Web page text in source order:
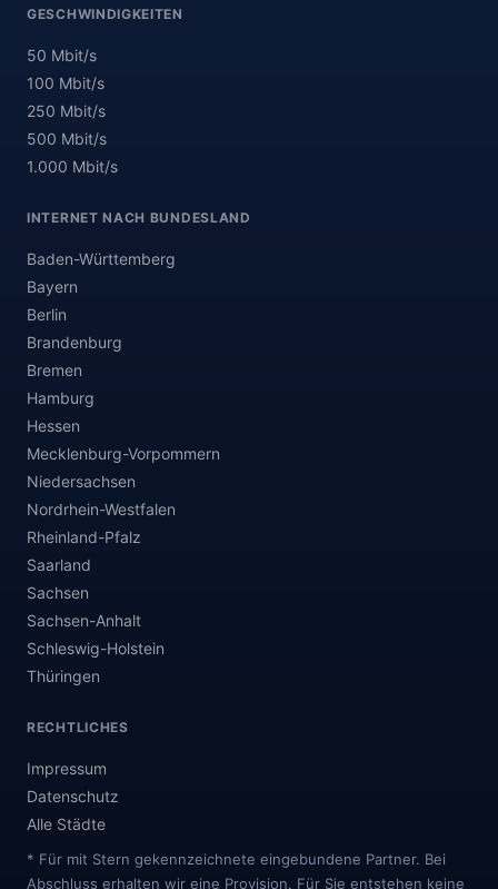
GESCHWINDIGKEITEN
50 Mbit/s
100 Mbit/s
250 Mbit/s
500 Mbit/s
1.000 Mbit/s
INTERNET NACH BUNDESLAND
Baden-Württemberg
Bayern
Berlin
Brandenburg
Bremen
Hamburg
Hessen
Mecklenburg-Vorpommern
Niedersachsen
Nordrhein-Westfalen
Rheinland-Pfalz
Saarland
Sachsen
Sachsen-Anhalt
Schleswig-Holstein
Thüringen
RECHTLICHES
Impressum
Datenschutz
Alle Städte
* Für mit Stern gekennzeichnete eingebundene Partner. Bei
Abschluss erhalten wir eine Provision. Für Sie entstehen keine